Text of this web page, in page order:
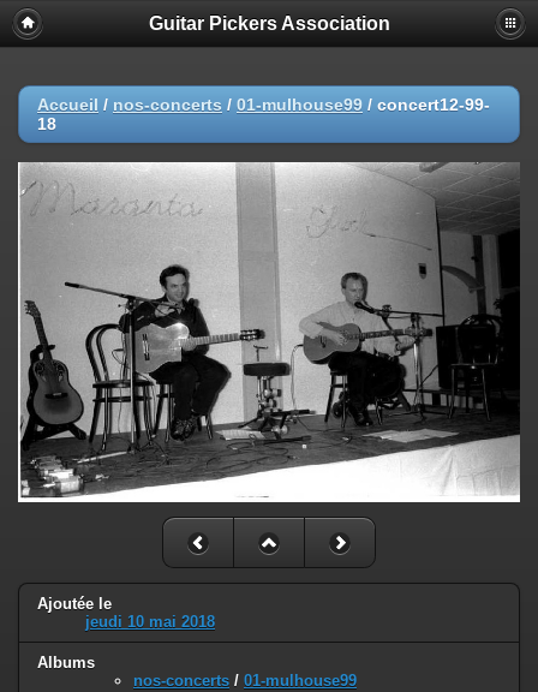
Guitar Pickers Association
Accueil / nos-concerts / 01-mulhouse99 / concert12-99-
18
Ajoutée le
jeudi 10 mai 2018
Albums
nos-concerts / 01-mulhouse99